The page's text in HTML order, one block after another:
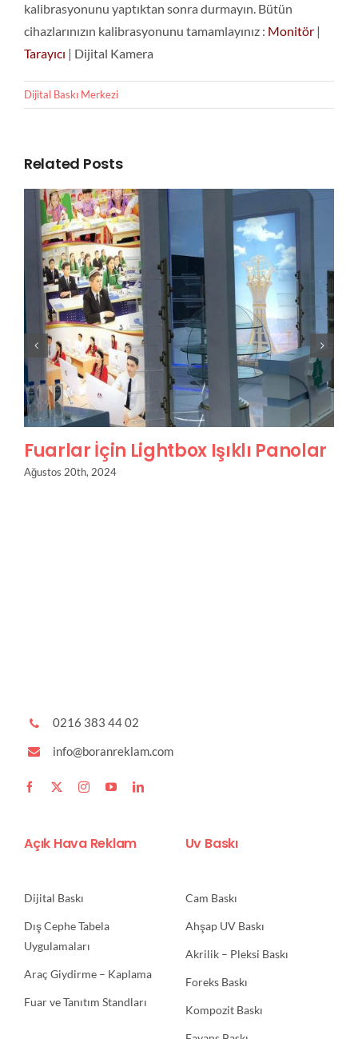
kalibrasyonunu yaptıktan sonra durmayın. Bütün
cihazlarınızın kalibrasyonunu tamamlayınız : Monitör |
Tarayıcı | Dijital Kamera
Dijital Baskı Merkezi
Related Posts
Fuarlar İçin Lightbox Işıklı Panolar
Ağustos 20th, 2024
0216 383 44 02
info@boranreklam.com
Açık Hava Reklam
Dijital Baskı
Dış Cephe Tabela
Uygulamaları
Araç Giydirme – Kaplama
Fuar ve Tanıtım Standları
Uv Baskı
Cam Baskı
Ahşap UV Baskı
Akrilik – Pleksi Baskı
Foreks Baskı
Kompozit Baskı